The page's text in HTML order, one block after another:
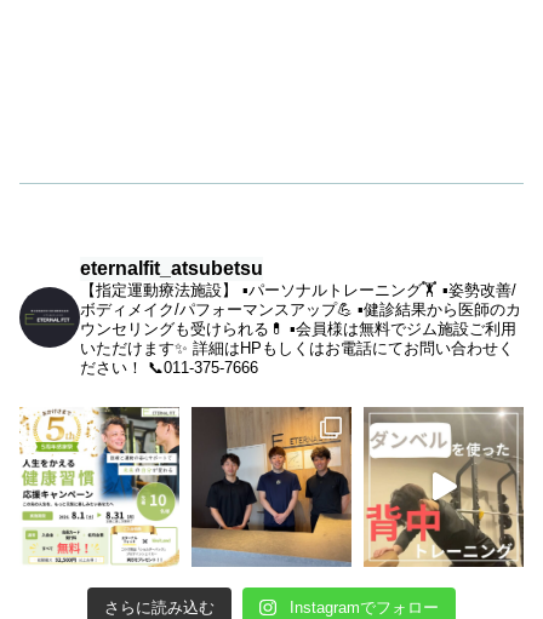
eternalfit_atsubetsu
【指定運動療法施設】 ▪︎パーソナルトレーニング🏋️ ▪︎姿勢改善/
ボディメイク/パフォーマンスアップ💪 ▪︎健診結果から医師のカ
ウンセリングも受けられる💊 ▪︎会員様は無料でジム施設ご利用
いただけます✨ 詳細はHPもしくはお電話にてお問い合わせく
ださい！
📞011-375-7666
さらに読み込む Instagramでフォロー